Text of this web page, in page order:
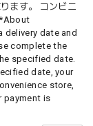
ます。 コンビニ
delivery date and
complete the
specified date.
date, your
store,
payment is